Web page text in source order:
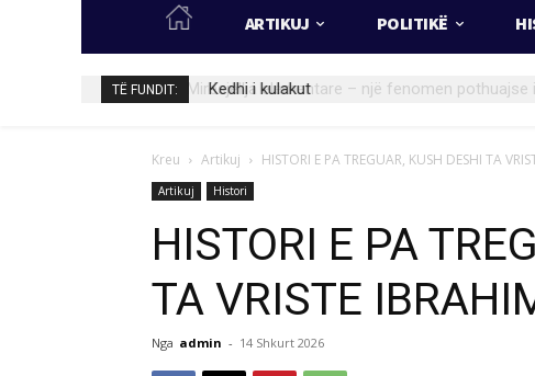
ARTIKUJ POLITIKË
TË FUNDIT: Kedhi i kulakut
Kreu Artikuj HISTORI E PA TREGUAR, KUSH DESHI TA
Artikuj Histori
HISTORI E PA
TA VRISTE
Nga admin - 14 Shkurt 2026